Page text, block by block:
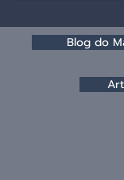
Blog do